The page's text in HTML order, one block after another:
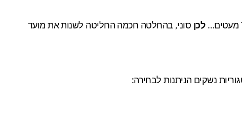
לכן סוני, בהחלטה חכמה החליטה לשנות את מועד
נשקים הניתנות לבחירה: